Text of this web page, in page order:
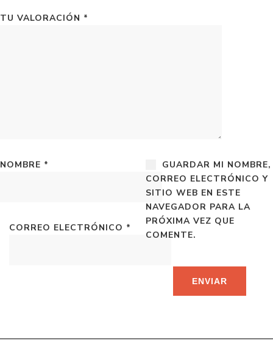
TU VALORACIÓN *
NOMBRE *
CORREO ELECTRÓNICO *
GUARDAR MI NOMBRE,
CORREO ELECTRÓNICO Y
SITIO WEB EN ESTE
NAVEGADOR PARA LA
PRÓXIMA VEZ QUE
COMENTE.